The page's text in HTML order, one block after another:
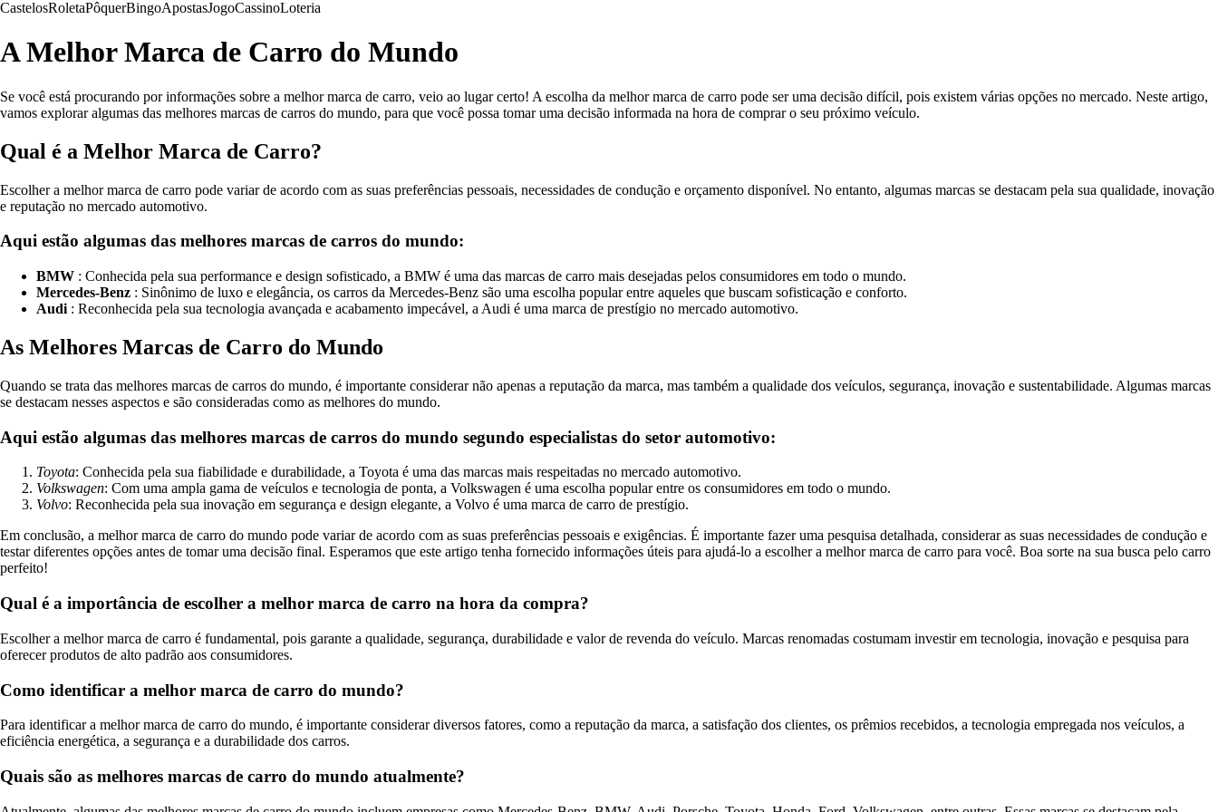
CastelosRoletaPôquerBingoApostasJogoCassinoLoteria
A Melhor Marca de Carro do Mundo
Se você está procurando por informações sobre a melhor marca de carro, veio ao lugar certo! A escolha da melhor marca de carro pode ser uma decisão difícil, pois existem várias opções no mercado. Neste artigo,
vamos explorar algumas das melhores marcas de carros do mundo, para que você possa tomar uma decisão informada na hora de comprar o seu próximo veículo.
Qual é a Melhor Marca de Carro?
Escolher a melhor marca de carro pode variar de acordo com as suas preferências pessoais, necessidades de condução e orçamento disponível. No entanto, algumas marcas se destacam pela sua qualidade, inovação
e reputação no mercado automotivo.
Aqui estão algumas das melhores marcas de carros do mundo:
BMW : Conhecida pela sua performance e design sofisticado, a BMW é uma das marcas de carro mais desejadas pelos consumidores em todo o mundo.
Mercedes-Benz : Sinônimo de luxo e elegância, os carros da Mercedes-Benz são uma escolha popular entre aqueles que buscam sofisticação e conforto.
Audi : Reconhecida pela sua tecnologia avançada e acabamento impecável, a Audi é uma marca de prestígio no mercado automotivo.
As Melhores Marcas de Carro do Mundo
Quando se trata das melhores marcas de carros do mundo, é importante considerar não apenas a reputação da marca, mas também a qualidade dos veículos, segurança, inovação e sustentabilidade. Algumas marcas
se destacam nesses aspectos e são consideradas como as melhores do mundo.
Aqui estão algumas das melhores marcas de carros do mundo segundo especialistas do setor automotivo:
Toyota: Conhecida pela sua fiabilidade e durabilidade, a Toyota é uma das marcas mais respeitadas no mercado automotivo.
Volkswagen: Com uma ampla gama de veículos e tecnologia de ponta, a Volkswagen é uma escolha popular entre os consumidores em todo o mundo.
Volvo: Reconhecida pela sua inovação em segurança e design elegante, a Volvo é uma marca de carro de prestígio.
Em conclusão, a melhor marca de carro do mundo pode variar de acordo com as suas preferências pessoais e exigências. É importante fazer uma pesquisa detalhada, considerar as suas necessidades de condução e
testar diferentes opções antes de tomar uma decisão final. Esperamos que este artigo tenha fornecido informações úteis para ajudá-lo a escolher a melhor marca de carro para você. Boa sorte na sua busca pelo carro
perfeito!
Qual é a importância de escolher a melhor marca de carro na hora da compra?
Escolher a melhor marca de carro é fundamental, pois garante a qualidade, segurança, durabilidade e valor de revenda do veículo. Marcas renomadas costumam investir em tecnologia, inovação e pesquisa para
oferecer produtos de alto padrão aos consumidores.
Como identificar a melhor marca de carro do mundo?
Para identificar a melhor marca de carro do mundo, é importante considerar diversos fatores, como a reputação da marca, a satisfação dos clientes, os prêmios recebidos, a tecnologia empregada nos veículos, a
eficiência energética, a segurança e a durabilidade dos carros.
Quais são as melhores marcas de carro do mundo atualmente?